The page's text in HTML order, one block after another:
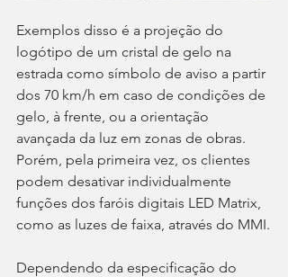
Exemplos disso é a projeção do
logótipo de um cristal de gelo na
estrada como símbolo de aviso a partir
dos 70 km/h em caso de condições de
gelo, à frente, ou a orientação
avançada da luz em zonas de obras.
Porém, pela primeira vez, os clientes
podem desativar individualmente
funções dos faróis digitais LED Matrix,
como as luzes de faixa, através do MMI.
Dependendo da especificação do